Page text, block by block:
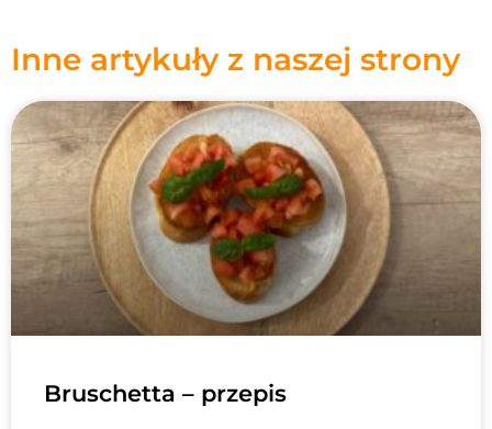
Inne artykuły z naszej strony
Bruschetta – przepis